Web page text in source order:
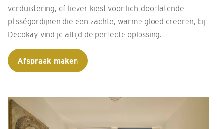
verduistering, of liever kiest voor lichtdoorlatende
plisségordijnen die een zachte, warme gloed creëren, bij
Decokay vind je altijd de perfecte oplossing.
Afspraak maken